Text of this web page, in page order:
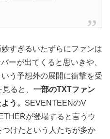
すぎるいたずらにファンは
ーが出てくると思いきや、
う予想外の展開に衝撃を受
ると、 一部のTXTファン
う。 SEVENTEENのV
が登場すると言うウ
けたという人たちが多か